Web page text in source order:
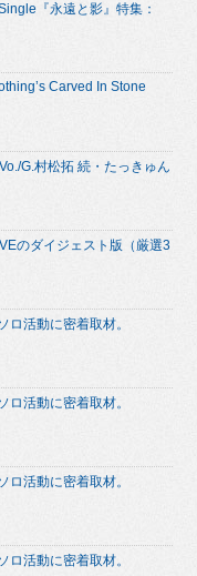
『永遠と影』特集：
Carved In Stone
G.村松拓 続・たっきゅん
のダイジェスト版（厳選3
ロ活動に密着取材。
ロ活動に密着取材。
ロ活動に密着取材。
ロ活動に密着取材。